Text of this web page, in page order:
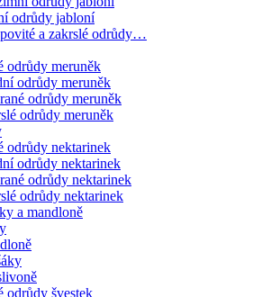
odrůdy jabloní
a zakrslé odrůdy…
odrůdy meruněk
odrůdy meruněk
odrůdy meruněk
odrůdy meruněk
odrůdy nektarinek
odrůdy nektarinek
odrůdy nektarinek
odrůdy nektarinek
a mandloně
odrůdy švestek